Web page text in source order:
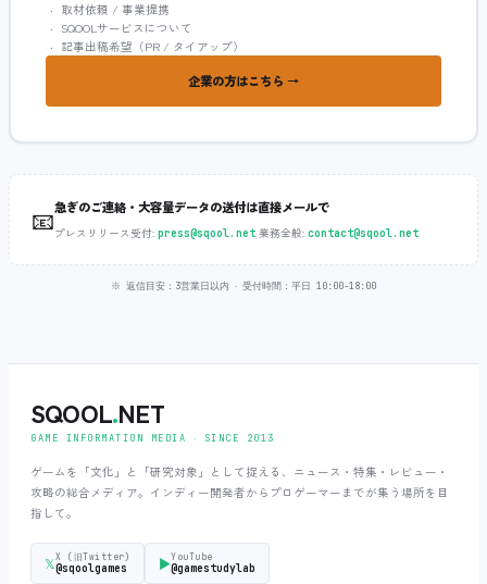
取材依頼 / 事業提携
SQOOLサービスについて
記事出稿希望（PR / タイアップ）
企業の方はこちら →
📧急ぎのご連絡・大容量データの送付は直接メールで
プレスリリース受付: press@sqool.net 業務全般: contact@sqool.net
※ 返信目安：3営業日以内 ‧ 受付時間：平日 10:00-18:00
SQOOL.NET
GAME INFORMATION MEDIA ‧ SINCE 2013
ゲームを「文化」と「研究対象」として捉える、ニュース・特集・レビュー・
攻略の総合メディア。インディー開発者からプロゲーマーまでが集う場所を目
指して。
𝕏X (旧Twitter)
@sqoolgames ▶YouTube
@gamestudylab